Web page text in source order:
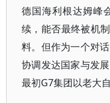
德国海利根达姆峰
续，能否最终被机
料。但作为一个对
协调发达国家与发
最初G7集团以老大